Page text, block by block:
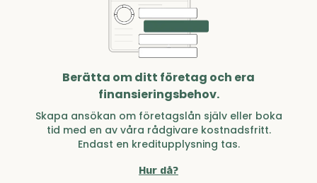
Berätta om ditt företag och era
finansieringsbehov.
Skapa ansökan om företagslån själv eller boka
tid med en av våra rådgivare kostnadsfritt.
Endast en kreditupplysning tas.
Hur då?